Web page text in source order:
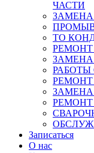
ЧАСТИ
ТО
РАБОТЫ
РЕМОНТ
Записаться
О нас